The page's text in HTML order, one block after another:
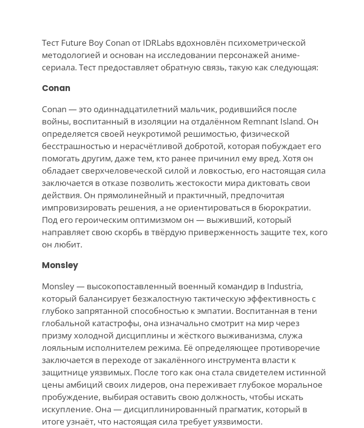
Тест Future Boy Conan от IDRLabs вдохновлён психометрической
методологией и основан на исследовании персонажей аниме-
сериала. Тест предоставляет обратную связь, такую как следующая:
Conan
Conan — это одиннадцатилетний мальчик, родившийся после
войны, воспитанный в изоляции на отдалённом Remnant Island. Он
определяется своей неукротимой решимостью, физической
бесстрашностью и нерасчётливой добротой, которая побуждает его
помогать другим, даже тем, кто ранее причинил ему вред. Хотя он
обладает сверхчеловеческой силой и ловкостью, его настоящая сила
заключается в отказе позволить жестокости мира диктовать свои
действия. Он прямолинейный и практичный, предпочитая
импровизировать решения, а не ориентироваться в бюрократии.
Под его героическим оптимизмом он — выживший, который
направляет свою скорбь в твёрдую приверженность защите тех, кого
он любит.
Monsley
Monsley — высокопоставленный военный командир в Industria,
который балансирует безжалостную тактическую эффективность с
глубоко запрятанной способностью к эмпатии. Воспитанная в тени
глобальной катастрофы, она изначально смотрит на мир через
призму холодной дисциплины и жёсткого выживанизма, служа
лояльным исполнителем режима. Её определяющее противоречие
заключается в переходе от закалённого инструмента власти к
защитнице уязвимых. После того как она стала свидетелем истинной
цены амбиций своих лидеров, она переживает глубокое моральное
пробуждение, выбирая оставить свою должность, чтобы искать
искупление. Она — дисциплинированный прагматик, который в
итоге узнаёт, что настоящая сила требует уязвимости.